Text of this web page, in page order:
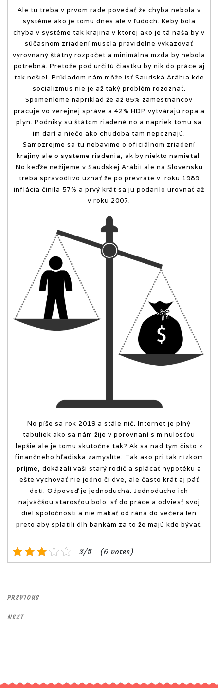
Ale tu treba v prvom rade povedať že chyba nebola v
systéme ako je tomu dnes ale v ľudoch. Keby bola
chyba v systéme tak krajina v ktorej ako je tá naša by v
súčasnom zriadení musela pravidelne vykazovať
vyrovnaný štátny rozpočet a minimálna mzda by nebola
potrebná. Pretože pod určitú čiastku by nik do práce aj
tak nešiel. Príkladom nám môže ísť Saudská Arábia kde
socializmus nie je až taký problém rozoznať.
Spomenieme napríklad že až 85% zamestnancov
pracuje vo verejnej správe a 42% HDP vytvárajú ropa a
plyn. Podniky sú štátom riadené no a napriek tomu sa
im darí a niečo ako chudoba tam nepoznajú.
Samozrejme sa tu nebavíme o oficiálnom zriadení
krajiny ale o systéme riadenia, ak by niekto namietal.
No keďže nežijeme v Saudskej Arábií ale na Slovensku
treba spravodlivo uznať že po prevrate v roku 1989
inflácia činila 57% a prvý krát sa ju podarilo urovnať až
v roku 2007.
No píše sa rok 2019 a stále nič. Internet je plný
tabuliek ako sa nám žije v porovnaní s minulosťou
lepšie ale je tomu skutočne tak? Ak sa nad tým čisto z
finančného hľadiska zamyslíte. Tak ako pri tak nízkom
príjme, dokázali vaši starý rodičia splácať hypotéku a
ešte vychovať nie jedno či dve, ale často krát aj päť
detí. Odpoveď je jednoduchá. Jednoducho ich
najväčšou starosťou bolo ísť do práce a odviesť svoj
diel spoločnosti a nie makať od rána do večera len
preto aby splatili dlh bankám za to že majú kde bývať.
3/5 - (6 votes)
Previous
PREVIOUS
Next
NEXT